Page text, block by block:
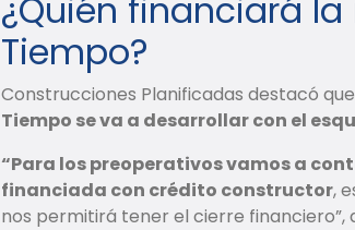
¿Quién financiará la
Tiempo?
Construcciones Planificadas destacó
Tiempo se va a desarrollar con el
“Para los preoperativos vamos a
financiada con crédito constructor,
nos permitirá tener el cierre financiero”,